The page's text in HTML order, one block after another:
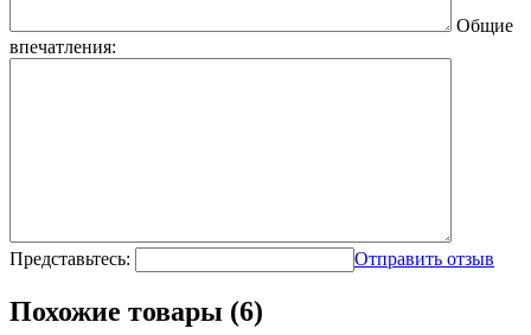
Общие
впечатления:
Представьтесь: Отправить отзыв
Похожие товары (6)